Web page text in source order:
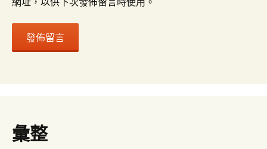
彙整